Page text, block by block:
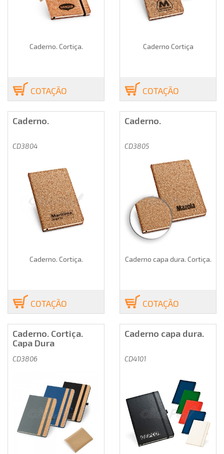
Caderno. Cortiça.
COTAÇÃO
Caderno Cortiça
COTAÇÃO
Caderno.
CD3804
Caderno. Cortiça.
COTAÇÃO
Caderno.
CD3805
Caderno capa dura. Cortiça.
COTAÇÃO
Caderno. Cortiça.
Capa Dura
CD3806
Caderno capa dura.
CD4101